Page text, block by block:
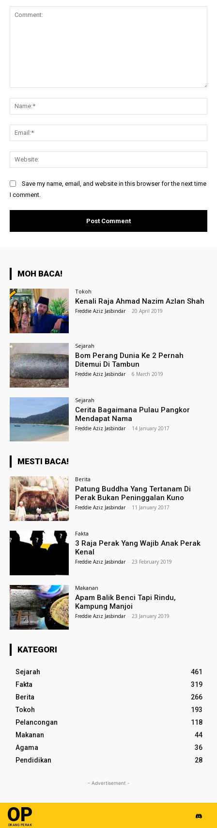
Save my name, email, and website in this browser for the next time
I comment.
MOH BACA!
Tokoh
Kenali Raja Ahmad Nazim Azlan Shah
Freddie Aziz Jasbindar - 20 April 2019
Sejarah
Bom Perang Dunia Ke 2 Pernah
Ditemui Di Tambun
Freddie Aziz Jasbindar - 6 March 2019
Sejarah
Cerita Bagaimana Pulau Pangkor
Mendapat Nama
Freddie Aziz Jasbindar - 14 January 2017
MESTI BACA!
Berita
Patung Buddha Yang Tertanam Di
Perak Bukan Peninggalan Kuno
Freddie Aziz Jasbindar - 11 January 2017
Fakta
3 Raja Perak Yang Wajib Anak Perak
Kenal
Freddie Aziz Jasbindar - 23 February 2019
Makanan
Apam Balik Benci Tapi Rindu,
Kampung Manjoi
Freddie Aziz Jasbindar - 23 January 2019
KATEGORI
Sejarah
461
Fakta
319
Berita
266
Tokoh
193
Pelancongan
118
Makanan
44
Agama
36
Pendidikan
28
- Advertisement -
OP
ORANG PERAK